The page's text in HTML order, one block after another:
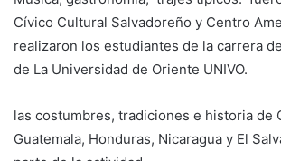
Cívico Cultural Salvadoreño y Centro
realizaron los estudiantes de la carrera
de La Universidad de Oriente UNIVO.
las costumbres, tradiciones e historia de
Guatemala, Honduras, Nicaragua y El